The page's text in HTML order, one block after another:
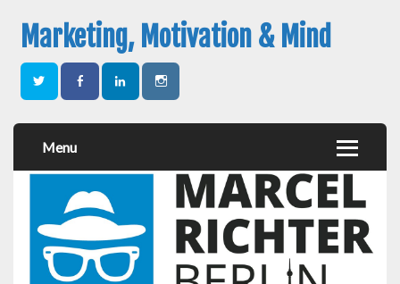
Marketing, Motivation & Mind
Menu